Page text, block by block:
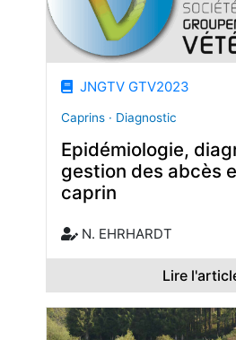
JNGTV GTV2023
Caprins · Diagnostic
Epidémiologie,
gestion des abcès
caprin
N. EHRHARDT
Lire